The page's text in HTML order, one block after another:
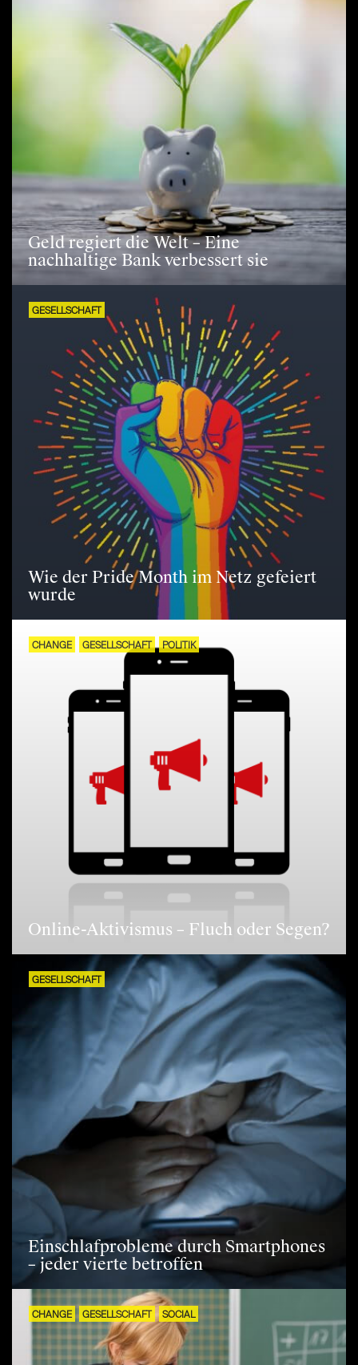
Geld regiert die Welt – Eine
nachhaltige Bank verbessert sie
GESELLSCHAFT
Wie der Pride Month im Netz gefeiert
wurde
CHANGE GESELLSCHAFT POLITIK
Online-Aktivismus – Fluch oder Segen?
GESELLSCHAFT
Einschlafprobleme durch Smartphones
– jeder vierte betroffen
CHANGE GESELLSCHAFT SOCIAL